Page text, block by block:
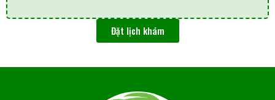
Đặt lịch khám